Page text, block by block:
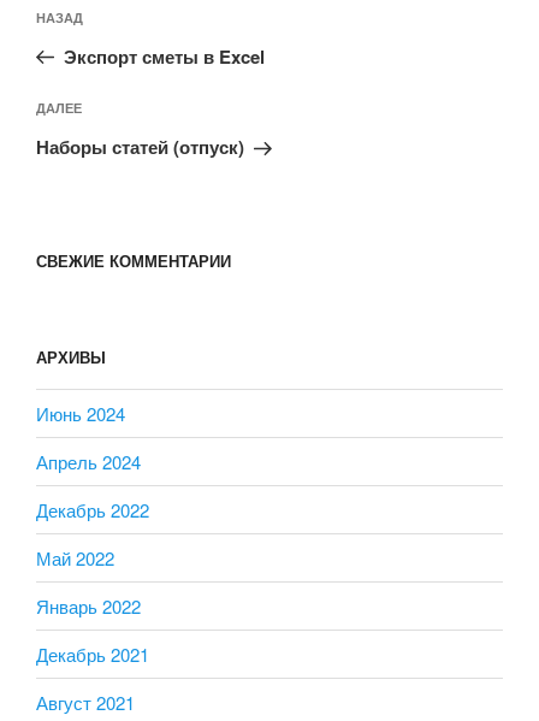
по
записям
Предыдущая
запись:
НАЗАД
Экспорт сметы в Excel
Следующая
запись
ДАЛЕЕ
Наборы статей (отпуск)
СВЕЖИЕ КОММЕНТАРИИ
АРХИВЫ
Июнь 2024
Апрель 2024
Декабрь 2022
Май 2022
Январь 2022
Декабрь 2021
Август 2021